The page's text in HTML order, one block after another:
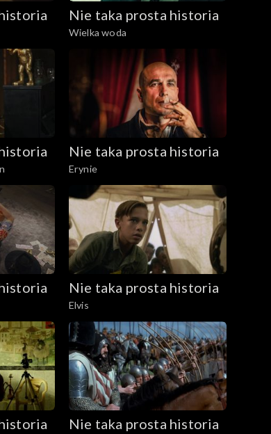
Nie taka prosta historia
Wielka woda
Nie taka prosta historia
Erynie
Nie taka prosta historia
Elvis
Nie taka prosta historia